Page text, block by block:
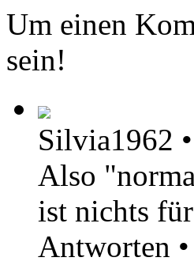
Um einen
sein!
Silvia1962 •
Also
ist nichts
Antworten •